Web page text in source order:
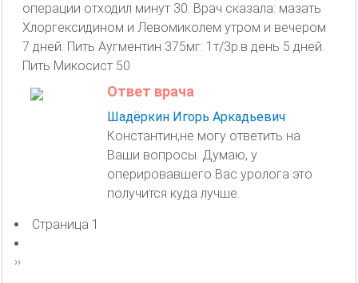
операции отходил минут 30. Врач сказала: мазать
Хлоргексидином и Левомиколем утром и вечером
7 дней. Пить Аугментин 375мг: 1т/3р.в день 5 дней.
Пить Микосист 50
Ответ врача
Шадёркин Игорь Аркадьевич
Константин,не могу ответить на
Ваши вопросы. Думаю, у
оперировавшего Вас уролога это
получится куда лучше.
Нумерация
страниц
Страница 1
Следующая
››